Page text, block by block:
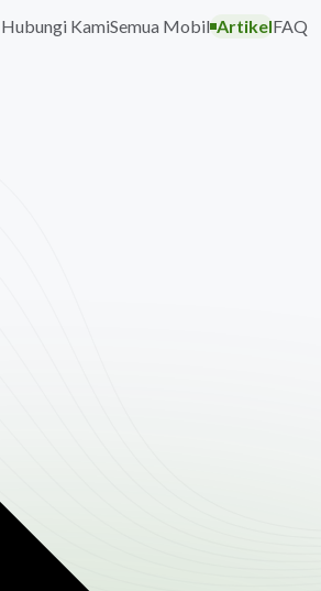
Hubungi KamiSemua Mobil ArtikelFAQ